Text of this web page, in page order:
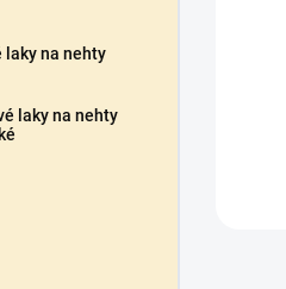
laky na nehty
laky na nehty